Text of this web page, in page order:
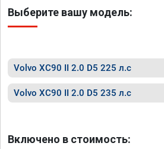
Выберите вашу модель:
Volvo XC90 II 2.0 D5 225 л.с
Volvo XC90 II 2.0 D5 235 л.с
Включено в стоимость: